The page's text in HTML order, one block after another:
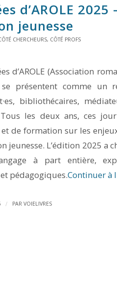
d’AROLE
jeunesse
CHERCHEURS, CÔTÉ PROFS
d’AROLE (Association
se présentent comme un
bibliothécaires,
Tous les deux ans, ces
et de formation sur les
jeunesse. L’édition 2025 a
à part entière,
pédagogiques.Continuer à
/ PAR VOIELIVRES